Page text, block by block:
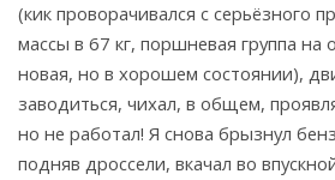
(кик проворачивался с серьёзного
массы в 67 кг, поршневая группа на
новая, но в хорошем состоянии),
заводиться, чихал, в общем,
но не работал! Я снова брызнул
подняв дроссели, вкачал во